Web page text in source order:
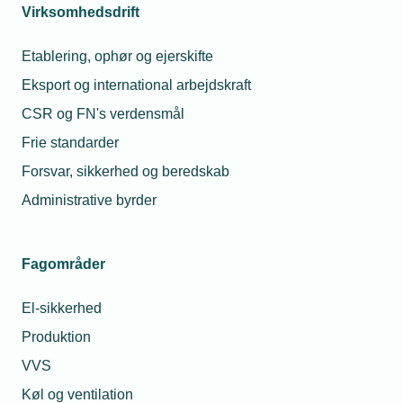
Virksomhedsdrift
Etablering, ophør og ejerskifte
Eksport og international arbejdskraft
CSR og FN's verdensmål
Frie standarder
Forsvar, sikkerhed og beredskab
Administrative byrder
Fagområder
El-sikkerhed
Produktion
VVS
Køl og ventilation
beløbet vil derfor f.eks. kunne ske i forbindelse med
Se vores
"Når
kunden
"Når
ikke
betaler"
her